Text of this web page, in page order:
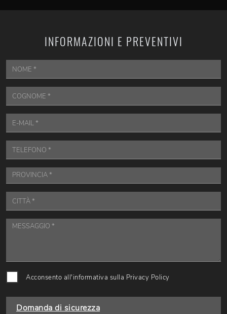
INFORMAZIONI E PREVENTIVI
Acconsento all'informativa sulla Privacy Policy
Domanda di sicurezza